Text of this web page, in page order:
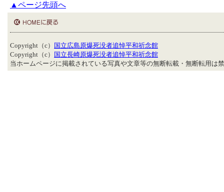
▲ページ先頭へ
Copyright（c）
国立広島原爆死没者追悼平和祈念館
Copyright（c）
国立長崎原爆死没者追悼平和祈念館
当ホームページに掲載されている写真や文章等の無断転載・無断転用は